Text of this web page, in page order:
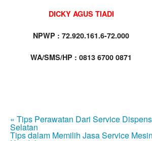
DICKY AGUS TIADI
NPWP : 72.920.161.6-72.000
WA/SMS/HP : 0813 6700 0871
« Tips Perawatan Dari Service
Selatan
Tips dalam Memilih Jasa Service